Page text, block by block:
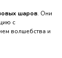
шаров. Они
с
волшебства и